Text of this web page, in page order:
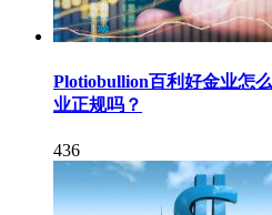
Plotiobullion百利好金业怎
业正规吗？
436